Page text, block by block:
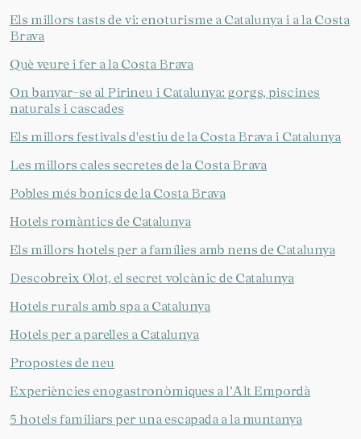
Els millors tasts de vi: enoturisme a Catalunya i a la Costa
Brava
Què veure i fer a la Costa Brava
On banyar-se al Pirineu i Catalunya: gorgs, piscines
naturals i cascades
Els millors festivals d'estiu de la Costa Brava i Catalunya
Les millors cales secretes de la Costa Brava
Pobles més bonics de la Costa Brava
Hotels romàntics de Catalunya
Els millors hotels per a famílies amb nens de Catalunya
Descobreix Olot, el secret volcànic de Catalunya
Hotels rurals amb spa a Catalunya
Hotels per a parelles a Catalunya
Propostes de neu
Experiències enogastronòmiques a l’Alt Empordà
5 hotels familiars per una escapada a la muntanya